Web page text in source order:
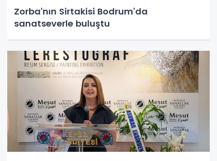
Zorba'nın Sirtakisi Bodrum'da
sanatseverle buluştu